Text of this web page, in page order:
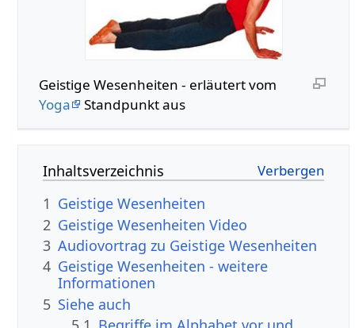
Geistige Wesenheiten - erläutert vom
Yoga
Standpunkt aus
Inhaltsverzeichnis
1 Geistige Wesenheiten
2 Geistige Wesenheiten Video
3 Audiovortrag zu Geistige Wesenheiten
4 Geistige Wesenheiten - weitere
Informationen
5 Siehe auch